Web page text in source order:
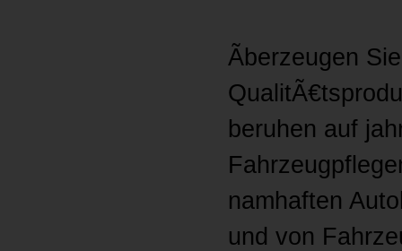
Ãberzeugen
beruhen auf
namhaften
und von